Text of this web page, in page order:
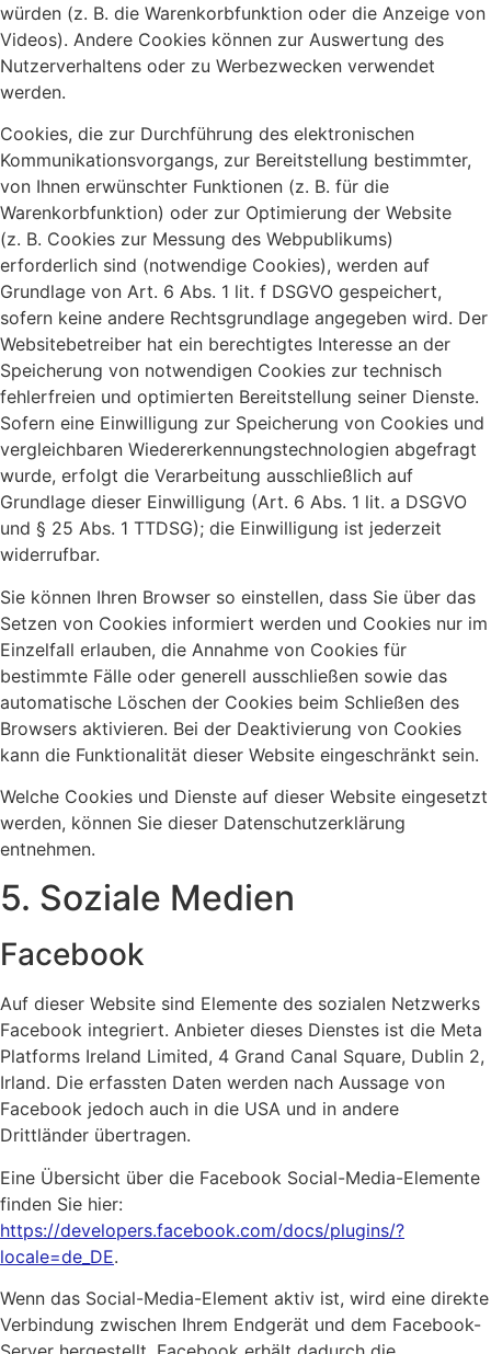
würden (z. B. die Warenkorbfunktion oder die Anzeige von
Videos). Andere Cookies können zur Auswertung des
Nutzerverhaltens oder zu Werbezwecken verwendet
werden.
Cookies, die zur Durchführung des elektronischen
Kommunikationsvorgangs, zur Bereitstellung bestimmter,
von Ihnen erwünschter Funktionen (z. B. für die
Warenkorbfunktion) oder zur Optimierung der Website
(z. B. Cookies zur Messung des Webpublikums)
erforderlich sind (notwendige Cookies), werden auf
Grundlage von Art. 6 Abs. 1 lit. f DSGVO gespeichert,
sofern keine andere Rechtsgrundlage angegeben wird. Der
Websitebetreiber hat ein berechtigtes Interesse an der
Speicherung von notwendigen Cookies zur technisch
fehlerfreien und optimierten Bereitstellung seiner Dienste.
Sofern eine Einwilligung zur Speicherung von Cookies und
vergleichbaren Wiedererkennungstechnologien abgefragt
wurde, erfolgt die Verarbeitung ausschließlich auf
Grundlage dieser Einwilligung (Art. 6 Abs. 1 lit. a DSGVO
und § 25 Abs. 1 TTDSG); die Einwilligung ist jederzeit
widerrufbar.
Sie können Ihren Browser so einstellen, dass Sie über das
Setzen von Cookies informiert werden und Cookies nur im
Einzelfall erlauben, die Annahme von Cookies für
bestimmte Fälle oder generell ausschließen sowie das
automatische Löschen der Cookies beim Schließen des
Browsers aktivieren. Bei der Deaktivierung von Cookies
kann die Funktionalität dieser Website eingeschränkt sein.
Welche Cookies und Dienste auf dieser Website eingesetzt
werden, können Sie dieser Datenschutzerklärung
entnehmen.
5. Soziale Medien
Facebook
Auf dieser Website sind Elemente des sozialen Netzwerks
Facebook integriert. Anbieter dieses Dienstes ist die Meta
Platforms Ireland Limited, 4 Grand Canal Square, Dublin 2,
Irland. Die erfassten Daten werden nach Aussage von
Facebook jedoch auch in die USA und in andere
Drittländer übertragen.
Eine Übersicht über die Facebook Social-Media-Elemente
finden Sie hier:
https://developers.facebook.com/docs/plugins/?
locale=de_DE.
Wenn das Social-Media-Element aktiv ist, wird eine direkte
Verbindung zwischen Ihrem Endgerät und dem Facebook-